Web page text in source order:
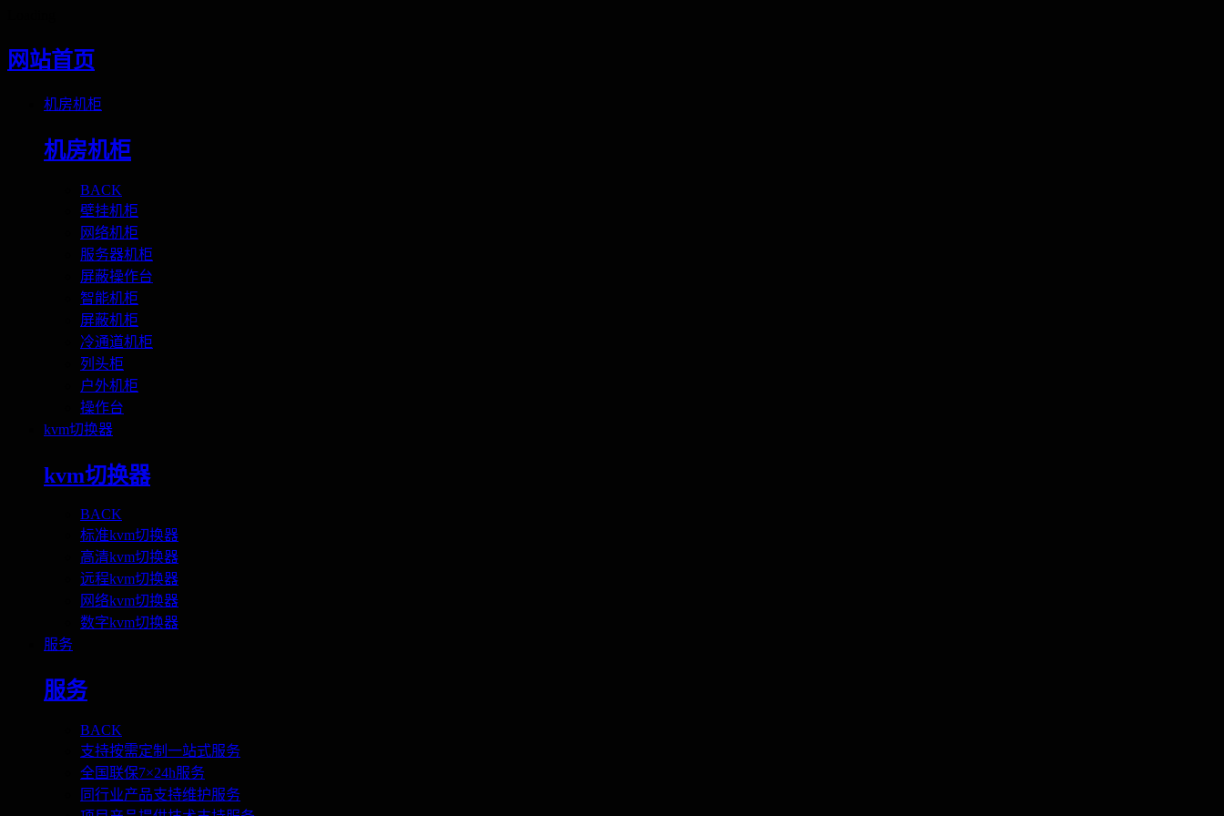
网站首页
机房机柜
机房机柜
BACK
壁挂机柜
网络机柜
服务器机柜
屏蔽操作台
智能机柜
屏蔽机柜
冷通道机柜
列头柜
户外机柜
操作台
kvm切换器
kvm切换器
BACK
标准kvm切换器
高清kvm切换器
远程kvm切换器
网络kvm切换器
数字kvm切换器
服务
服务
BACK
支持按需定制一站式服务
全国联保7×24h服务
同行业产品支持维护服务